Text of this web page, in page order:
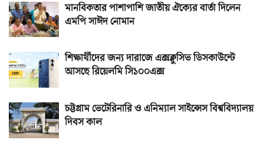
মানবিকতার পাশাপাশি জাতীয় ঐক্যের বার্তা দিলেন
এমপি সাঈদ নোমান
শিক্ষার্থীদের জন্য দারাজে এক্সক্লুসিভ ডিসকাউন্টে
আসছে রিয়েলমি সি১০০এক্স
চট্টগ্রাম ভেটেরিনারি ও এনিম্যাল সাইন্সেস বিশ্ববিদ্যালয়
দিবস কাল